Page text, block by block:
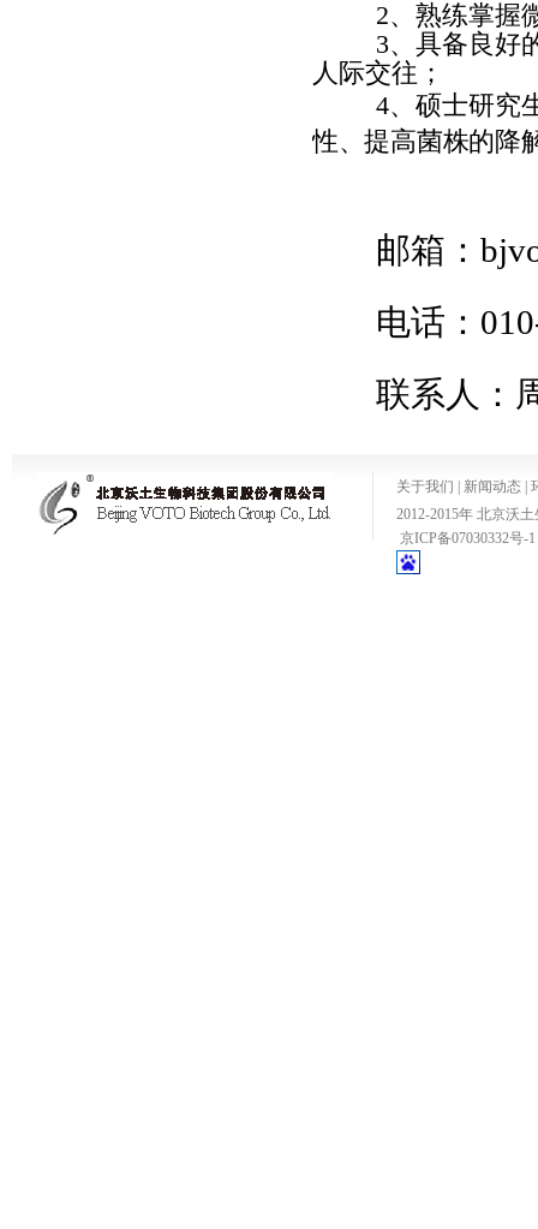
2、熟练掌握
3、具备良好
人际交往；
4、硕士研究
性、提高菌株的降
邮箱：
电话：
联系人：
关于我们 新闻动态
2012-2015年 北京沃
京ICP备07030332号-1